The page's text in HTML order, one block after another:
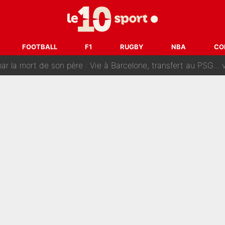
FOOTBALL F1 RUGBY NBA
accèlère sur le mercato : Voilà les deux nouvelles recrues
chez Decathlon-CMA CGM pour épauler Paul Seixas :
de son père : Vie à Barcelone, transfert au PSG... voilà comment Jorge